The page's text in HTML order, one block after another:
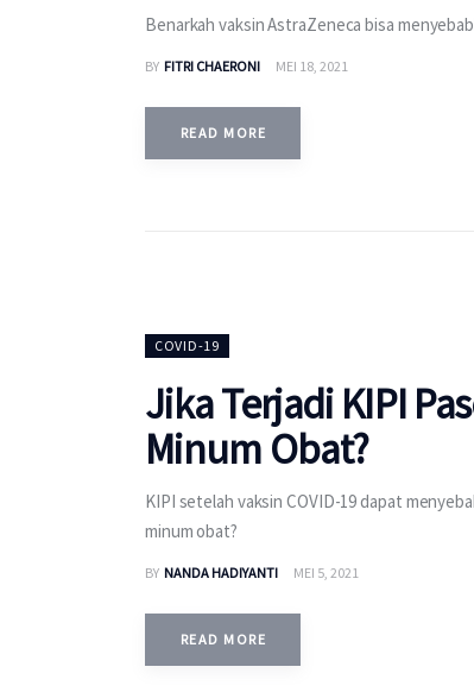
Benarkah vaksin AstraZeneca bisa
BY FITRI CHAERONI MEI 18, 2021
READ MORE
COVID-19
Jika Terjadi KIPI
Minum Obat?
KIPI setelah vaksin COVID-19 dapat
minum obat?
BY NANDA HADIYANTI MEI 5, 2021
READ MORE